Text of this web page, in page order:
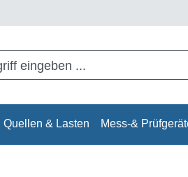
Quellen & Lasten Mess-&